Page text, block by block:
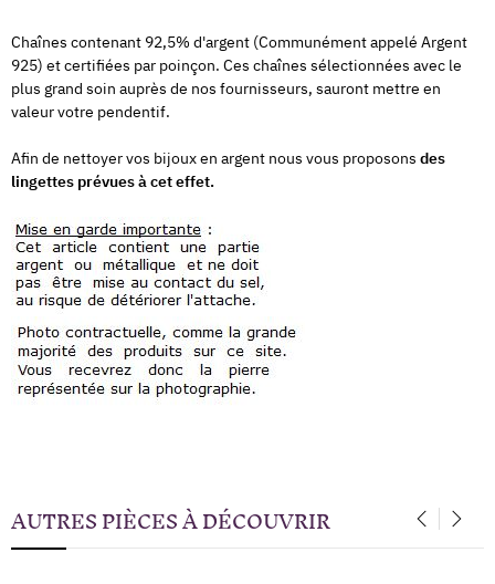
Chaînes contenant 92,5% d'argent (Communément appelé Argent
925) et certifiées par poinçon. Ces chaînes sélectionnées avec le
plus grand soin auprès de nos fournisseurs, sauront mettre en
valeur votre pendentif.
Afin de nettoyer vos bijoux en argent nous vous proposons des
lingettes prévues à cet effet.
AUTRES PIÈCES À DÉCOUVRIR